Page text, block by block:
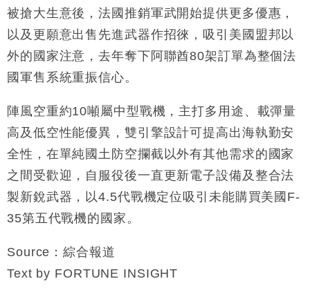
被搶大生意後，法國推銷軍武開始提供更多優惠，
以及更願意出售先進武器作招徠，吸引美國盟邦以
外的國家注意，去年奪下阿聯酋80架訂單為整個法
國軍售系統重振信心。
陣風空重約10噸屬中型戰機，主打多用途、載彈量
高及低空性能優異，雙引擎設計可提高出海執勤安
全性，在單純國土防空攔截以外有其他需求的國家
之間受歡迎，自服役後一直更新電子設備及整合法
製新銳武器，以4.5代戰機定位吸引未能購買美國F-
35第五代戰機的國家。
Source：綜合報道
Text by FORTUNE INSIGHT